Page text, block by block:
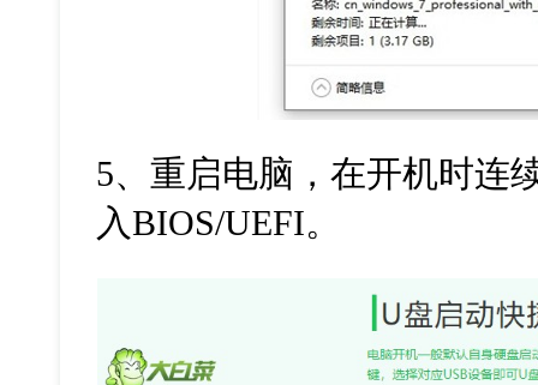
5、重启电脑，在开机时连
入BIOS/UEFI。